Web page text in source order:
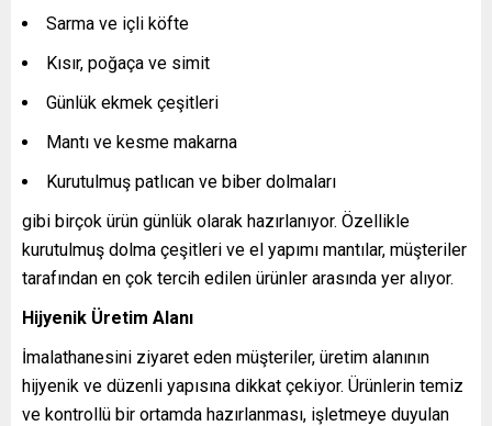
Sarma ve içli köfte
Kısır, poğaça ve simit
Günlük ekmek çeşitleri
Mantı ve kesme makarna
Kurutulmuş patlıcan ve biber dolmaları
gibi birçok ürün günlük olarak hazırlanıyor. Özellikle
kurutulmuş dolma çeşitleri ve el yapımı mantılar, müşteriler
tarafından en çok tercih edilen ürünler arasında yer alıyor.
Hijyenik Üretim Alanı
İmalathanesini ziyaret eden müşteriler, üretim alanının
hijyenik ve düzenli yapısına dikkat çekiyor. Ürünlerin temiz
ve kontrollü bir ortamda hazırlanması, işletmeye duyulan